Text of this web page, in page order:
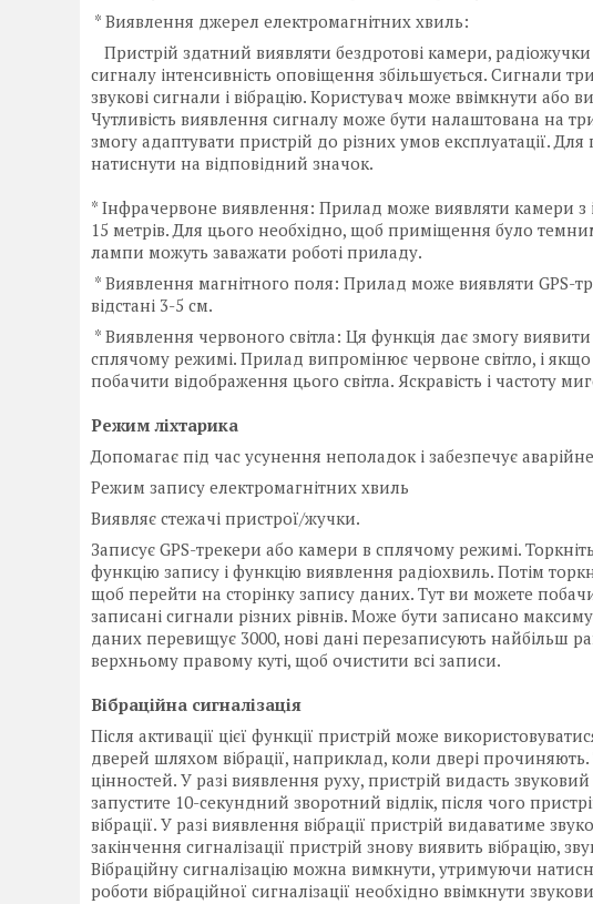
* Виявлення джерел електромагнітних хвиль:
Пристрій здатний виявляти бездротові камери,
сигналу інтенсивність оповіщення збільшується. Сигнали
звукові сигнали і вібрацію. Користувач може ввімкнути або
Чутливість виявлення сигналу може бути налаштована на
змогу адаптувати пристрій до різних умов експлуатації.
натиснути на відповідний значок.
* Інфрачервоне виявлення: Прилад може виявляти камери з
15 метрів. Для цього необхідно, щоб приміщення було
лампи можуть заважати роботі приладу.
* Виявлення магнітного поля: Прилад може виявляти GPS-
відстані 3-5 см.
* Виявлення червоного світла: Ця функція дає змогу
сплячому режимі. Прилад випромінює червоне світло, і якщо
побачити відображення цього світла. Яскравість і частоту
Режим ліхтарика
Допомагає під час усунення неполадок і забезпечує
Режим запису електромагнітних хвиль
Виявляє стежачі пристрої/жучки.
Записує GPS-трекери або камери в сплячому режимі.
функцію запису і функцію виявлення радіохвиль. Потім
щоб перейти на сторінку запису даних. Тут ви можете
записані сигнали різних рівнів. Може бути записано
даних перевищує 3000, нові дані перезаписують найбільш
верхньому правому куті, щоб очистити всі записи.
Вібраційна сигналізація
Після активації цієї функції пристрій може
дверей шляхом вібрації, наприклад, коли двері
цінностей. У разі виявлення руху, пристрій видасть
запустите 10-секундний зворотний відлік, після чого
вібрації. У разі виявлення вібрації пристрій видаватиме
закінчення сигналізації пристрій знову виявить вібрацію,
Вібраційну сигналізацію можна вимкнути, утримуючи
роботи вібраційної сигналізації необхідно ввімкнути